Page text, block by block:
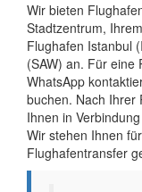
Wir bieten
Stadtzentrum,
Flughafen Istanbul
(SAW) an. Für eine
WhatsApp
buchen. Nach Ihrer
Ihnen in
Wir stehen Ihnen
Flughafentransfer